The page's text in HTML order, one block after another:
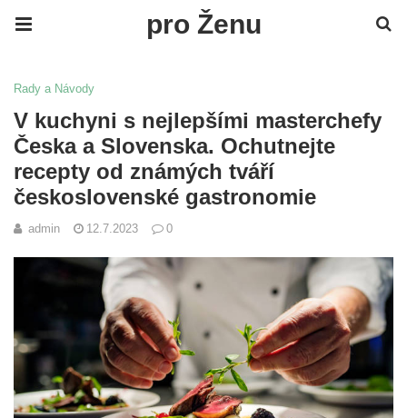
pro Ženu
Rady a Návody
V kuchyni s nejlepšími masterchefy
Česka a Slovenska. Ochutnejte
recepty od známých tváří
československé gastronomie
admin 12.7.2023 0